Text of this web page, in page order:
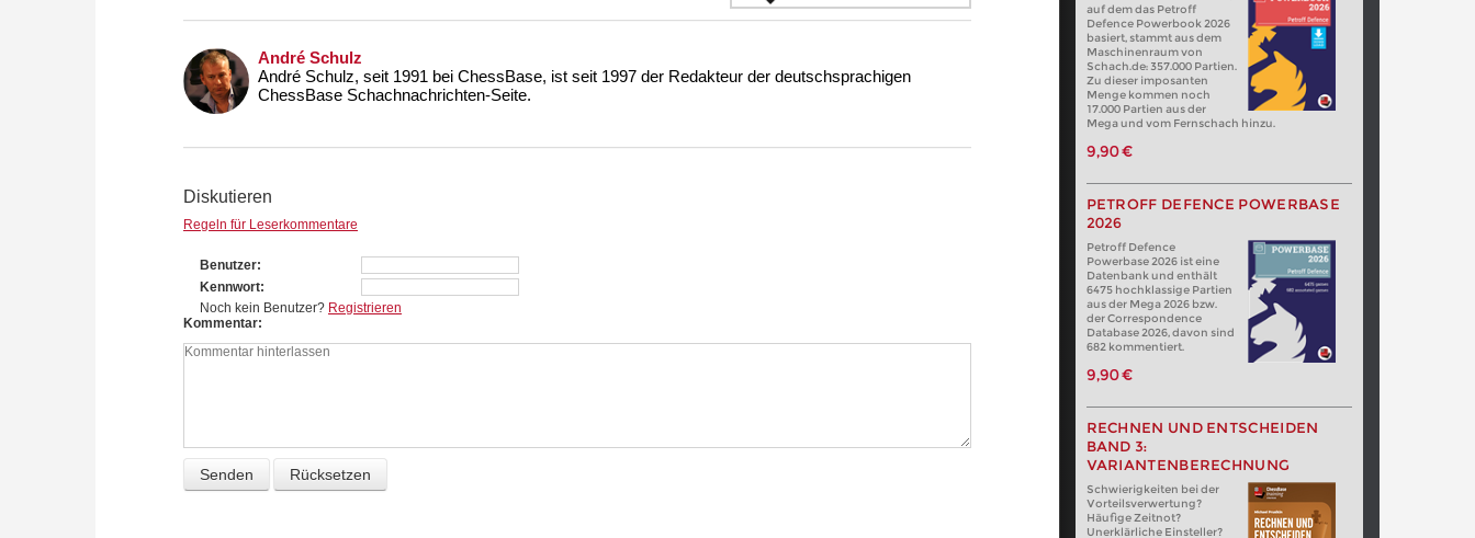
André Schulz
André Schulz, seit 1991 bei ChessBase, ist seit 1997 der Redakteur der deutschsprachigen
ChessBase Schachnachrichten-Seite.
Diskutieren
Regeln für Leserkommentare
Benutzer
Kennwort
Noch kein Benutzer? Registrieren
Kommentar
auf dem das Petroff
Defence Powerbook 2026
basiert, stammt aus dem
Maschinenraum von
Schach.de: 357.000 Partien.
Zu dieser imposanten
Menge kommen noch
17.000 Partien aus der
Mega und vom Fernschach hinzu.
9,90 €
PETROFF DEFENCE POWERBASE
2026
Petroff Defence
Powerbase 2026 ist eine
Datenbank und enthält
6475 hochklassige Partien
aus der Mega 2026 bzw.
der Correspondence
Database 2026, davon sind
682 kommentiert.
9,90 €
RECHNEN UND ENTSCHEIDEN
BAND 3:
VARIANTENBERECHNUNG
Schwierigkeiten bei der
Vorteilsverwertung?
Häufige Zeitnot?
Unerklärliche Einsteller?